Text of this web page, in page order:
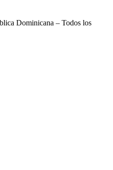
Dominicana – Todos los